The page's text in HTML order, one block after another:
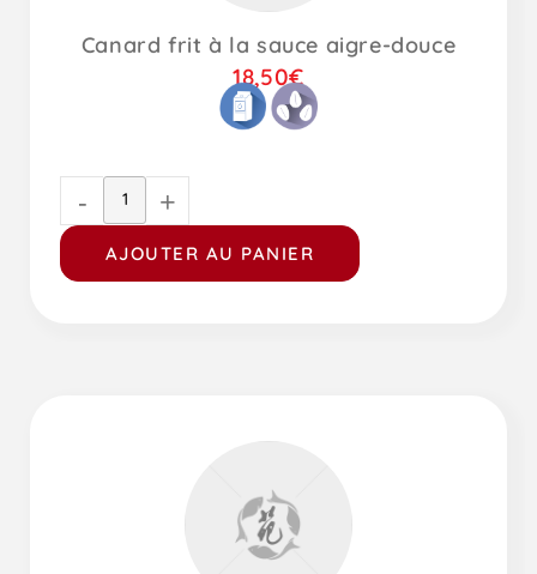
Canard frit à la sauce aigre-douce
18,50€
- +
AJOUTER AU PANIER